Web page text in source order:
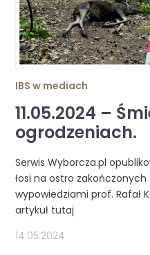
IBS w mediach
11.05.2024 –
ogrodzeniach.
Serwis Wyborcza.pl
łosi na ostro
wypowiedziami prof. Rafał
artykuł tutaj
14.05.2024